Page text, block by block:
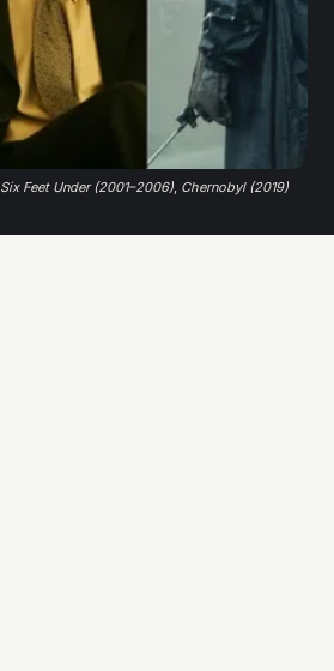
Six Feet Under (2001–2006) Chernobyl (2019)